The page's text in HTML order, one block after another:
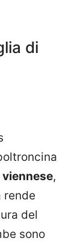
di
,
rende
del
sono